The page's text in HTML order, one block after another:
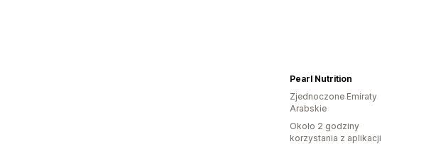
Pearl Nutrition
Zjednoczone Emiraty
Arabskie
Około 2 godziny
korzystania z aplikacji